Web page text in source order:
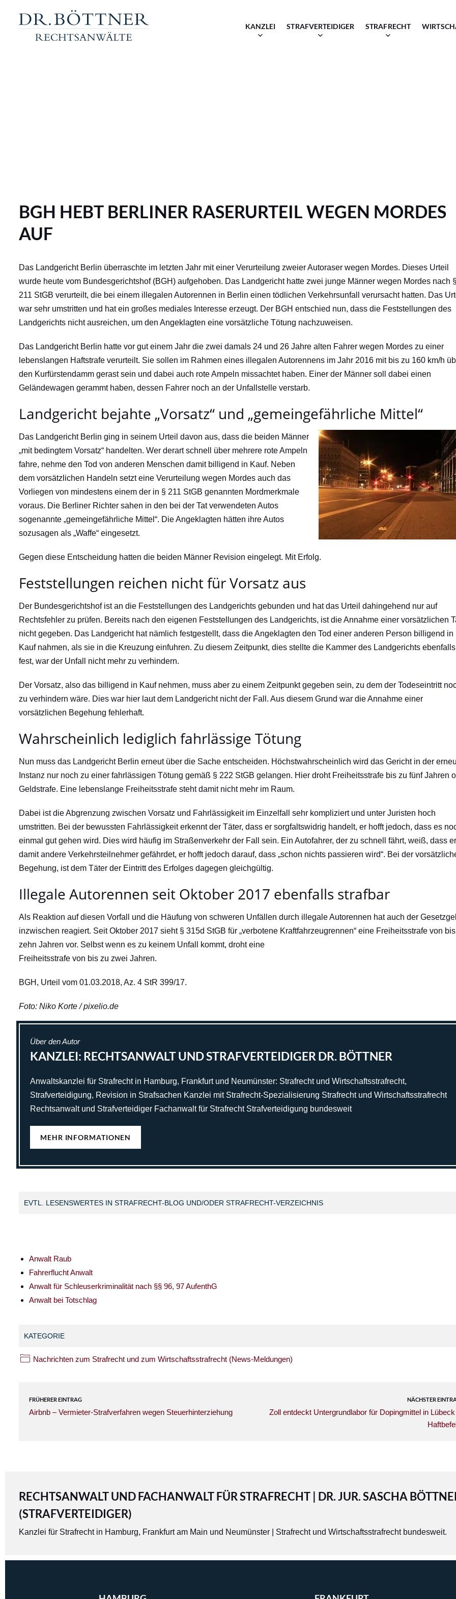
KANZLEI STRAFVERTEIDIGER STRAFRECHT
BGH HEBT BERLINER RASERURTEIL WEGEN MORDES
AUF
Das Landgericht Berlin überraschte im letzten Jahr mit einer Verurteilung zweier Autoraser wegen Mordes. Dieses Urteil
wurde heute vom Bundesgerichtshof (BGH) aufgehoben. Das Landgericht hatte zwei junge Männer wegen Mordes nach §
211 StGB verurteilt, die bei einem illegalen Autorennen in Berlin einen tödlichen Verkehrsunfall verursacht hatten. Das
war sehr umstritten und hat ein großes mediales Interesse erzeugt. Der BGH entschied nun, dass die Feststellungen des
Landgerichts nicht ausreichen, um den Angeklagten eine vorsätzliche Tötung nachzuweisen.
Das Landgericht Berlin hatte vor gut einem Jahr die zwei damals 24 und 26 Jahre alten Fahrer wegen Mordes zu einer
lebenslangen Haftstrafe verurteilt. Sie sollen im Rahmen eines illegalen Autorennens im Jahr 2016 mit bis zu 160 km/h
den Kurfürstendamm gerast sein und dabei auch rote Ampeln missachtet haben. Einer der Männer soll dabei einen
Geländewagen gerammt haben, dessen Fahrer noch an der Unfallstelle verstarb.
Landgericht bejahte „Vorsatz“ und „gemeingefährliche Mittel“
Das Landgericht Berlin ging in seinem Urteil davon aus, dass die beiden Männer
„mit bedingtem Vorsatz“ handelten. Wer derart schnell über mehrere rote Ampeln
fahre, nehme den Tod von anderen Menschen damit billigend in Kauf. Neben
dem vorsätzlichen Handeln setzt eine Verurteilung wegen Mordes auch das
Vorliegen von mindestens einem der in § 211 StGB genannten Mordmerkmale
voraus. Die Berliner Richter sahen in den bei der Tat verwendeten Autos
sogenannte „gemeingefährliche Mittel“. Die Angeklagten hätten ihre Autos
sozusagen als „Waffe“ eingesetzt.
Gegen diese Entscheidung hatten die beiden Männer Revision eingelegt. Mit Erfolg.
Feststellungen reichen nicht für Vorsatz aus
Der Bundesgerichtshof ist an die Feststellungen des Landgerichts gebunden und hat das Urteil dahingehend nur auf
Rechtsfehler zu prüfen. Bereits nach den eigenen Feststellungen des Landgerichts, ist die Annahme einer vorsätzlichen
nicht gegeben. Das Landgericht hat nämlich festgestellt, dass die Angeklagten den Tod einer anderen Person billigend in
Kauf nahmen, als sie in die Kreuzung einfuhren. Zu diesem Zeitpunkt, dies stellte die Kammer des Landgerichts ebenfalls
fest, war der Unfall nicht mehr zu verhindern.
Der Vorsatz, also das billigend in Kauf nehmen, muss aber zu einem Zeitpunkt gegeben sein, zu dem der Todeseintritt
zu verhindern wäre. Dies war hier laut dem Landgericht nicht der Fall. Aus diesem Grund war die Annahme einer
vorsätzlichen Begehung fehlerhaft.
Wahrscheinlich lediglich fahrlässige Tötung
Nun muss das Landgericht Berlin erneut über die Sache entscheiden. Höchstwahrscheinlich wird das Gericht in der
Instanz nur noch zu einer fahrlässigen Tötung gemäß § 222 StGB gelangen. Hier droht Freiheitsstrafe bis zu fünf Jahren
Geldstrafe. Eine lebenslange Freiheitsstrafe steht damit nicht mehr im Raum.
Dabei ist die Abgrenzung zwischen Vorsatz und Fahrlässigkeit im Einzelfall sehr kompliziert und unter Juristen hoch
umstritten. Bei der bewussten Fahrlässigkeit erkennt der Täter, dass er sorgfaltswidrig handelt, er hofft jedoch, dass es
einmal gut gehen wird. Dies wird häufig im Straßenverkehr der Fall sein. Ein Autofahrer, der zu schnell fährt, weiß, dass er
damit andere Verkehrsteilnehmer gefährdet, er hofft jedoch darauf, dass „schon nichts passieren wird“. Bei der
Begehung, ist dem Täter der Eintritt des Erfolges dagegen gleichgültig.
Illegale Autorennen seit Oktober 2017 ebenfalls strafbar
Als Reaktion auf diesen Vorfall und die Häufung von schweren Unfällen durch illegale Autorennen hat auch der
inzwischen reagiert. Seit Oktober 2017 sieht § 315d StGB für „verbotene Kraftfahrzeugrennen“ eine Freiheitsstrafe von
zehn Jahren vor. Selbst wenn es zu keinem Unfall kommt, droht eine
Freiheitsstrafe von bis zu zwei Jahren.
BGH, Urteil vom 01.03.2018, Az. 4 StR 399/17.
Foto: Niko Korte / pixelio.de
Über den Autor
KANZLEI: RECHTSANWALT UND STRAFVERTEIDIGER DR. BÖTTNER
Anwaltskanzlei für Strafrecht in Hamburg, Frankfurt und Neumünster: Strafrecht und Wirtschaftsstrafrecht,
Strafverteidigung, Revision in Strafsachen Kanzlei mit Strafrecht-Spezialisierung Strafrecht und Wirtschaftsstrafrecht
Rechtsanwalt und Strafverteidiger Fachanwalt für Strafrecht Strafverteidigung bundesweit
MEHR INFORMATIONEN
EVTL. LESENSWERTES IN STRAFRECHT-BLOG UND/ODER STRAFRECHT-VERZEICHNIS
Anwalt Raub
Fahrerflucht Anwalt
Anwalt für Schleuserkriminalität nach §§ 96, 97 AufenthG
Anwalt bei Totschlag
KATEGORIE
Nachrichten zum Strafrecht und zum Wirtschaftsstrafrecht (News-Meldungen)
FRÜHERER EINTRAG
Airbnb – Vermieter-Strafverfahren wegen Steuerhinterziehung
NÄCHSTER
Zoll entdeckt Untergrundlabor für Dopingmittel in
RECHTSANWALT UND FACHANWALT FÜR STRAFRECHT | DR. JUR. SASCHA
(STRAFVERTEIDIGER)
Kanzlei für Strafrecht in Hamburg, Frankfurt am Main und Neumünster | Strafrecht und Wirtschaftsstrafrecht bundesweit.